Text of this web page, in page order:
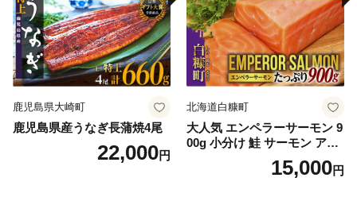
鹿児島県大崎町
鹿児島県産うなぎ長蒲焼4尾
22,000円
北海道白糠町
大人気 エンペラーサーモン 9
00g 小分け 鮭 サーモン アト
ランティックサーモン 水産
庁長官賞 受賞 さけ シャケ し
15,000円